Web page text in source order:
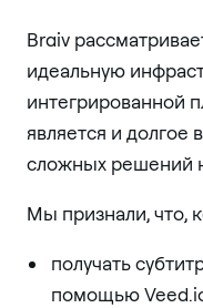
Braiv
идеальную
интегрированной
является и
сложных решений
Мы признали, что,
получать
помощью